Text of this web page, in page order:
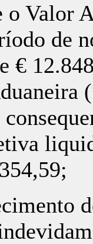
o Valor
de
€